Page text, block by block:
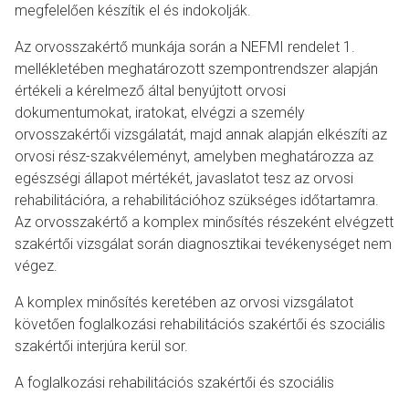
megfelelően készítik el és indokolják.
Az orvosszakértő munkája során a NEFMI rendelet 1.
mellékletében meghatározott szempontrendszer alapján
értékeli a kérelmező által benyújtott orvosi
dokumentumokat, iratokat, elvégzi a személy
orvosszakértői vizsgálatát, majd annak alapján elkészíti az
orvosi rész-szakvéleményt, amelyben meghatározza az
egészségi állapot mértékét, javaslatot tesz az orvosi
rehabilitációra, a rehabilitációhoz szükséges időtartamra.
Az orvosszakértő a komplex minősítés részeként elvégzett
szakértői vizsgálat során diagnosztikai tevékenységet nem
végez.
A komplex minősítés keretében az orvosi vizsgálatot
követően foglalkozási rehabilitációs szakértői és szociális
szakértői interjúra kerül sor.
A foglalkozási rehabilitációs szakértői és szociális